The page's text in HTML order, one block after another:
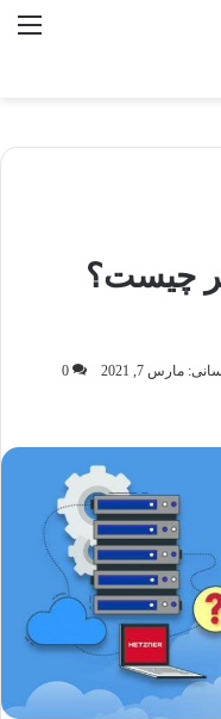
چیست؟
مارس 7, 2021 0